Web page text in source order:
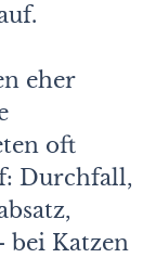
eher
oft
Durchfall,
bei Katzen